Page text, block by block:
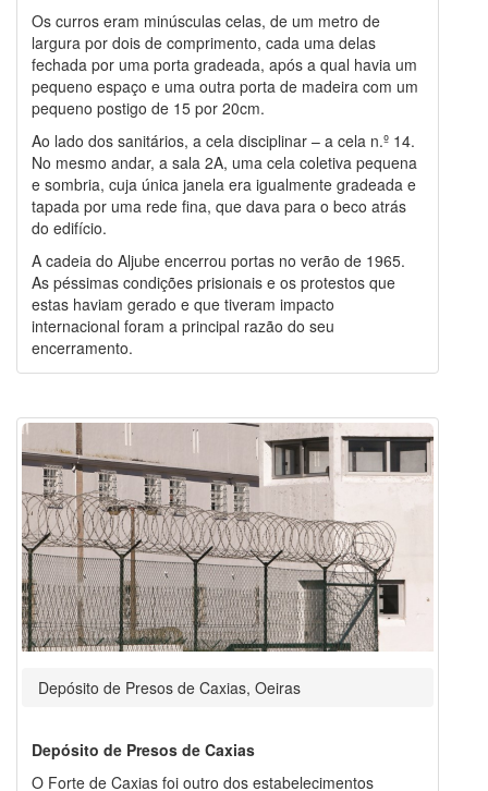
Os curros eram minúsculas celas, de um metro de
largura por dois de comprimento, cada uma delas
fechada por uma porta gradeada, após a qual havia um
pequeno espaço e uma outra porta de madeira com um
pequeno postigo de 15 por 20cm.
Ao lado dos sanitários, a cela disciplinar – a cela n.º 14.
No mesmo andar, a sala 2A, uma cela coletiva pequena
e sombria, cuja única janela era igualmente gradeada e
tapada por uma rede fina, que dava para o beco atrás
do edifício.
A cadeia do Aljube encerrou portas no verão de 1965.
As péssimas condições prisionais e os protestos que
estas haviam gerado e que tiveram impacto
internacional foram a principal razão do seu
encerramento.
Depósito de Presos de Caxias, Oeiras
Depósito de Presos de Caxias
O Forte de Caxias foi outro dos estabelecimentos